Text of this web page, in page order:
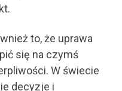
to, że uprawa
się na czymś
W świecie
decyzje i